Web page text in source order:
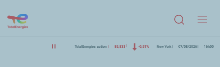
TotalEnergies action 85,83$ -0,51% New York 07/08/2026 16h00